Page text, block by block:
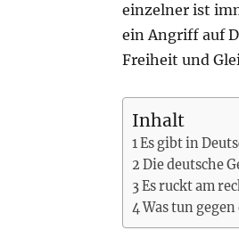
einzelner ist
ein Angriff auf
Freiheit und
Inhalt
1 Es gibt in
2 Die deutsche
3 Es ruckt am
4 Was tun